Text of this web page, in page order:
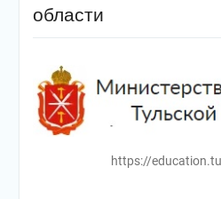
области
https://